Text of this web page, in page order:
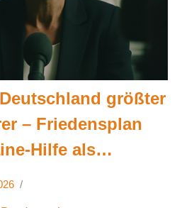
größter
– Friedensplan
Hilfe als
Kürzungen